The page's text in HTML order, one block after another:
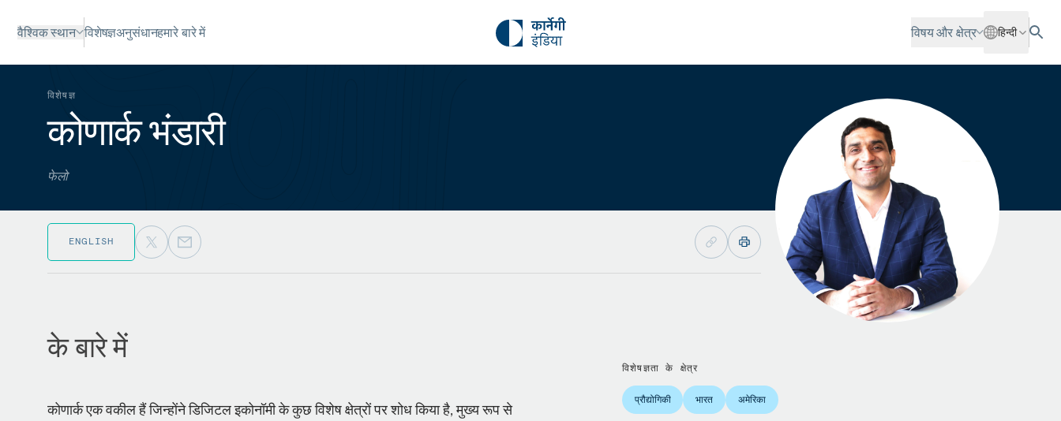
वैश्विक स्थान विशेषज्ञअनुसंधानहमारे बारे में विषय और क्षेत्र हिन्दी
विशेषज्ञ
कोणार्क भंडारी
फेलो
ENGLISH
के बारे में
कोणार्क एक वकील हैं जिन्होंने डिजिटल इकोनॉमी के कुछ विशेष क्षेत्रों पर शोध किया है, मुख्य रूप से
विशेषज्ञता के क्षेत्र
प्रौद्योगिकी भारत अमेरिका